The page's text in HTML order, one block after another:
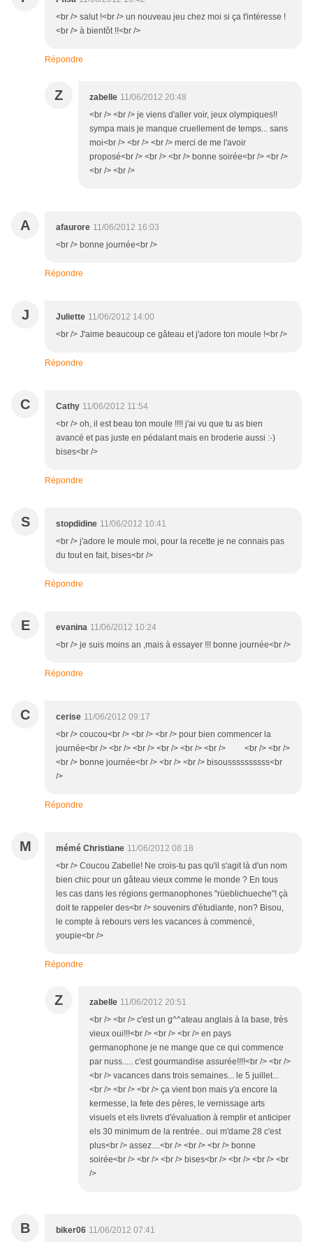
<br /> salut !<br /> un nouveau jeu chez moi si ça t'intéresse !
<br /> à bientôt !!<br />
Répondre
Z zabelle 11/06/2012 20:48
<br /> <br /> je viens d'aller voir, jeux olympiques!!
sympa mais je manque cruellement de temps... sans
moi<br /> <br /> <br /> merci de me l'avoir
proposé<br /> <br /> <br /> bonne soirée<br /> <br />
<br /> <br />
A afaurore 11/06/2012 16:03
<br /> bonne journée<br />
Répondre
J Juliette 11/06/2012 14:00
<br /> J'aime beaucoup ce gâteau et j'adore ton moule !<br />
Répondre
C Cathy 11/06/2012 11:54
<br /> oh, il est beau ton moule !!!! j'ai vu que tu as bien
avancé et pas juste en pédalant mais en broderie aussi :-)
bises<br />
Répondre
S stopdidine 11/06/2012 10:41
<br /> j'adore le moule moi, pour la recette je ne connais pas
du tout en fait, bises<br />
Répondre
E evanina 11/06/2012 10:24
<br /> je suis moins an ,mais à essayer !!! bonne journée<br />
Répondre
C cerise 11/06/2012 09:17
<br /> coucou<br /> <br /> <br /> pour bien commencer la
journée<br /> <br /> <br /> <br /> <br /> <br /> <br /> <br />
<br /> bonne journée<br /> <br /> <br /> bisoussssssssss<br
/>
Répondre
M mémé Christiane 11/06/2012 08:18
<br /> Coucou Zabelle! Ne crois-tu pas qu'il s'agit là d'un nom
bien chic pour un gâteau vieux comme le monde ? En tous
les cas dans les régions germanophones "rüeblichueche"! çà
doit te rappeler des<br /> souvenirs d'étudiante, non? Bisou,
le compte à rebours vers les vacances à commencé,
youpie<br />
Répondre
Z zabelle 11/06/2012 20:51
<br /> <br /> c'est un g^^ateau anglais à la base, très
vieux oui!!!<br /> <br /> <br /> en pays
germanophone je ne mange que ce qui commence
par nuss..... c'est gourmandise assurée!!!!<br /> <br />
<br /> vacances dans trois semaines... le 5 juillet...
<br /> <br /> <br /> ça vient bon mais y'a encore la
kermesse, la fete des pères, le vernissage arts
visuels et els livrets d'évaluation à remplir et anticiper
els 30 minimum de la rentrée.. oui m'dame 28 c'est
plus<br /> assez....<br /> <br /> <br /> bonne
soirée<br /> <br /> <br /> bises<br /> <br /> <br /> <br
/>
B biker06 11/06/2012 07:41